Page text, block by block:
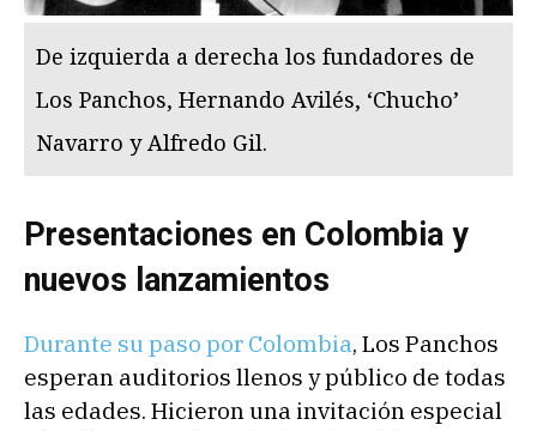
De izquierda a derecha los fundadores de
Los Panchos, Hernando Avilés, ‘Chucho’
Navarro y Alfredo Gil.
Presentaciones en Colombia y
nuevos lanzamientos
Durante su paso por Colombia, Los Panchos
esperan auditorios llenos y público de todas
las edades. Hicieron una invitación especial